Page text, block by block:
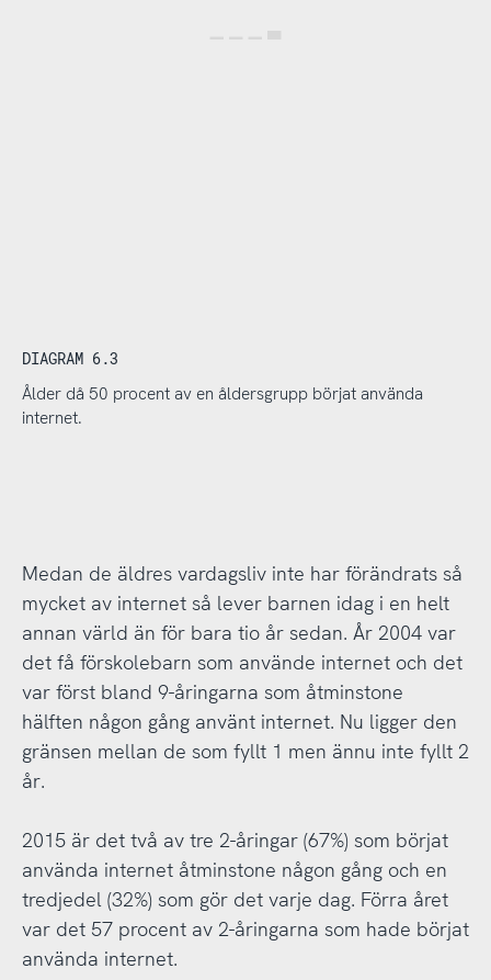
DIAGRAM 6.3
Ålder då 50 procent av en åldersgrupp börjat använda
internet.
Medan de äldres vardagsliv inte har förändrats så
mycket av internet så lever barnen idag i en helt
annan värld än för bara tio år sedan. År 2004 var
det få förskolebarn som använde internet och det
var först bland 9-åringarna som åtminstone
hälften någon gång använt internet. Nu ligger den
gränsen mellan de som fyllt 1 men ännu inte fyllt 2
år.
2015 är det två av tre 2-åringar (67%) som börjat
använda internet åtminstone någon gång och en
tredjedel (32%) som gör det varje dag. Förra året
var det 57 procent av 2-åringarna som hade börjat
använda internet.